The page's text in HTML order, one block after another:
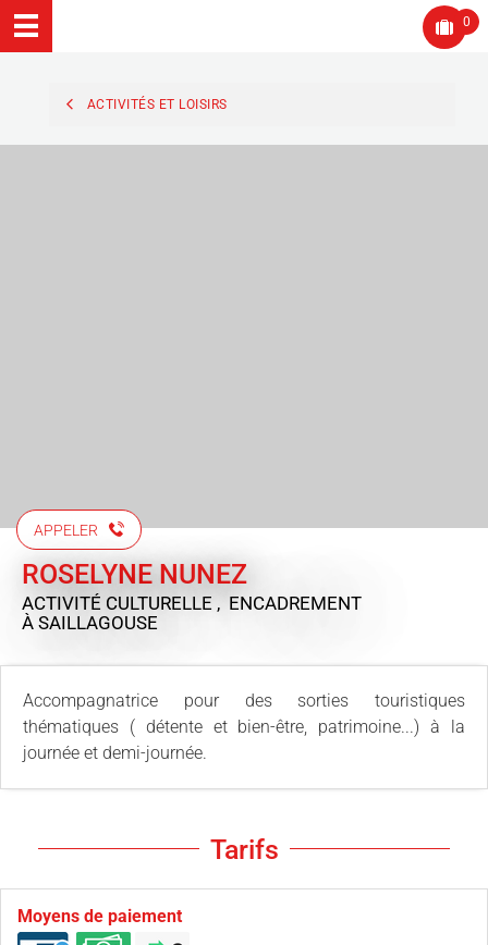
0
ACTIVITÉS ET LOISIRS
APPELER
ROSELYNE NUNEZ
ACTIVITÉ CULTURELLE , ENCADREMENT
À SAILLAGOUSE
Accompagnatrice pour des sorties touristiques
thématiques ( détente et bien-être, patrimoine...) à la
journée et demi-journée.
Tarifs
Moyens de paiement